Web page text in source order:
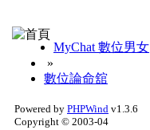
MyChat 數位男女
»
數位論命舘
Powered by PHPWind v1.3.6
Copyright © 2003-04